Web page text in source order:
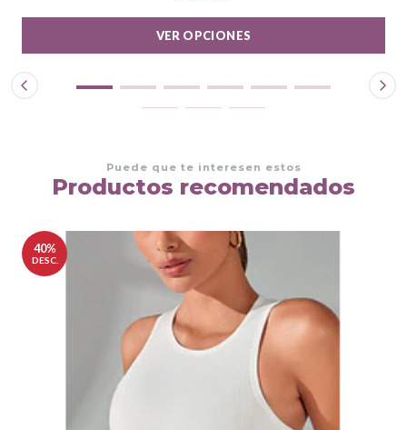
VER OPCIONES
Puede que te interesen estos
Productos recomendados
40%
DESC.